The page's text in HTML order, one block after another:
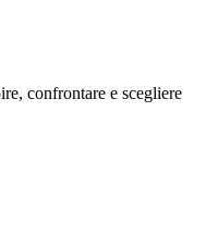
confrontare e scegliere